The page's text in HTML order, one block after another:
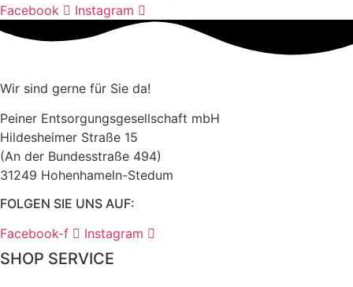
Facebook
Instagram
Wir sind gerne für Sie da!
Peiner Entsorgungsgesellschaft mbH
Hildesheimer Straße 15
(An der Bundesstraße 494)
31249 Hohenhameln-Stedum
FOLGEN SIE UNS AUF:
Facebook-f
Instagram
SHOP SERVICE